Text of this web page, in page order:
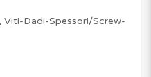
Viti-Dadi-Spessori/Screw-